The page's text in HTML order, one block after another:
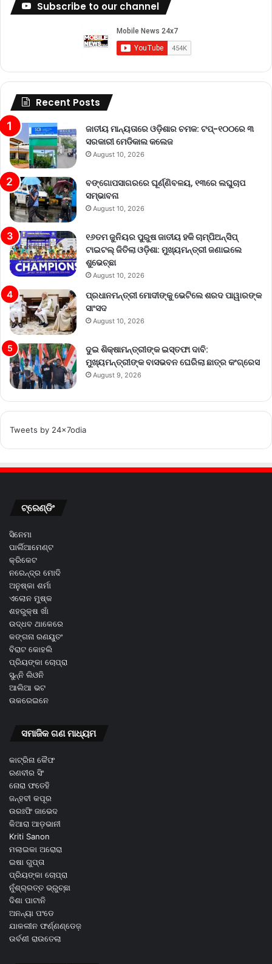
Subscribe to our channel
Recent Posts
ଜାତୀୟ ମାନ୍ୟତାରେ ଓଡ଼ିଶାର ଚମକ: ଟପ୍-୧୦୦ରେ ୩
ସରକାରୀ ମେଡିକାଲ କଲେଜ
August 10, 2026
ବଙ୍ଗୋପସାଗରରେ ଘୂର୍ଣ୍ଣିବଳୟ, ୧୩ରେ ଲଘୁଚାପ
ସମ୍ଭାବନା
August 10, 2026
୧୬ତମ ଜୁନିୟର ପୁରୁଷ ଜାତୀୟ ହକି ଚାମ୍ପିଅନ୍‌ସିପ୍
ଟାଇଟଲ୍ ଜିତିଲା ଓଡ଼ିଶା: ମୁଖ୍ୟମନ୍ତ୍ରୀ ଜଣାଇଲେ
ଶୁଭେଚ୍ଛା
August 10, 2026
ପ୍ରଧାନମନ୍ତ୍ରୀ ମୋଦୀଙ୍କୁ ଭେଟିଲେ ଶରଦ ପାୱାରଙ୍କ
ସାଂସଦ
August 10, 2026
ଦୁଇ ଶିକ୍ଷାମନ୍ତ୍ରୀଙ୍କ ଇସ୍ତଫା ଦାବି:
ମୁଖ୍ୟମନ୍ତ୍ରୀଙ୍କ ବାସଭବନ ଘେରିଲା ଛାତ୍ର କଂଗ୍ରେସ
August 9, 2026
Tweets by 24x7odia
ଟ୍ରେଣ୍ଡିଂ
ସିନେମା
ପାର୍ଲିଆମେଣ୍ଟ
କ୍ରିକେଟ
ନରେନ୍ଦ୍ର ମୋଦି
ଅନୁଷ୍କା ଶର୍ମା
ଏଲୋନ ମୁଷ୍କ
ଶହରୁକ୍ଷ ଖାଁ
ଉଦ୍ଧବ ଥାକେରେ
କଙ୍ଗନା ରଣୟୁତଂ
ବିରାଟ କୋହଲି
ପ୍ରିୟଙ୍କା ଚୋପ୍ରା
ସୁନ୍ନି ଲିଓନି
ଆଲିଆ ଭଟ
ଉକରେଇନେ
ସମାଜିକ ଗଣ ମାଧ୍ୟମ
କାଟ୍ରିନା କୈଫ
ରଣବୀର ସିଂ
ନୋରା ଫତେହି
ଜନ୍ହବୀ କପୂର
ଉରଃଫି ଜାଭେଦ
କିଆରା ଆଡ଼ଭାନୀ
Kriti Sanon
ମଲାଇକା ଅରୋରା
ଇଷା ଗୁପ୍ତା
ପ୍ରିୟଙ୍କା ଚୋପ୍ରା
ନୁଁଶ୍ର୍ରତ୍ତ ଭ୍ରୁଚ୍ଛା
ଦିଶା ପାଟାନି
ଅନନ୍ୟା ପଂଡେ
ଯାକଲୀନ ଫର୍ଣ୍ଣଣ୍ଡେଜ଼
ଉର୍ବଶୀ ରାଉତେଲା